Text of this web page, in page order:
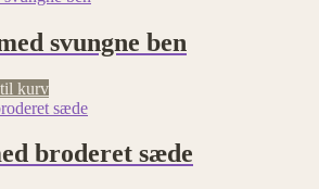
svungne ben
kurv
broderet sæde